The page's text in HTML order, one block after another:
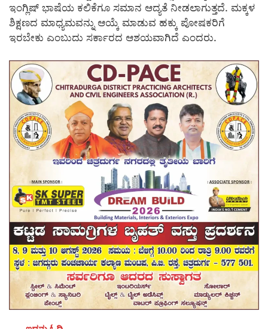
ಇಂಗ್ಲಿಷ್ ಭಾಷೆಯ ಕಲಿಕೆಗೂ ಸಮಾನ ಆದ್ಯತೆ ನೀಡಲಾಗುತ್ತದೆ. ಮಕ್ಕಳ
ಶಿಕ್ಷಣದ ಮಾಧ್ಯಮವನ್ನು ಆಯ್ಕೆ ಮಾಡುವ ಹಕ್ಕು ಪೋಷಕರಿಗೆ
ಇರಬೇಕು ಎಂಬುದು ಸರ್ಕಾರದ ಆಶಯವಾಗಿದೆ ಎಂದರು.